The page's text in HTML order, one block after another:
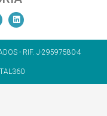
- RIF. J-29597580-4